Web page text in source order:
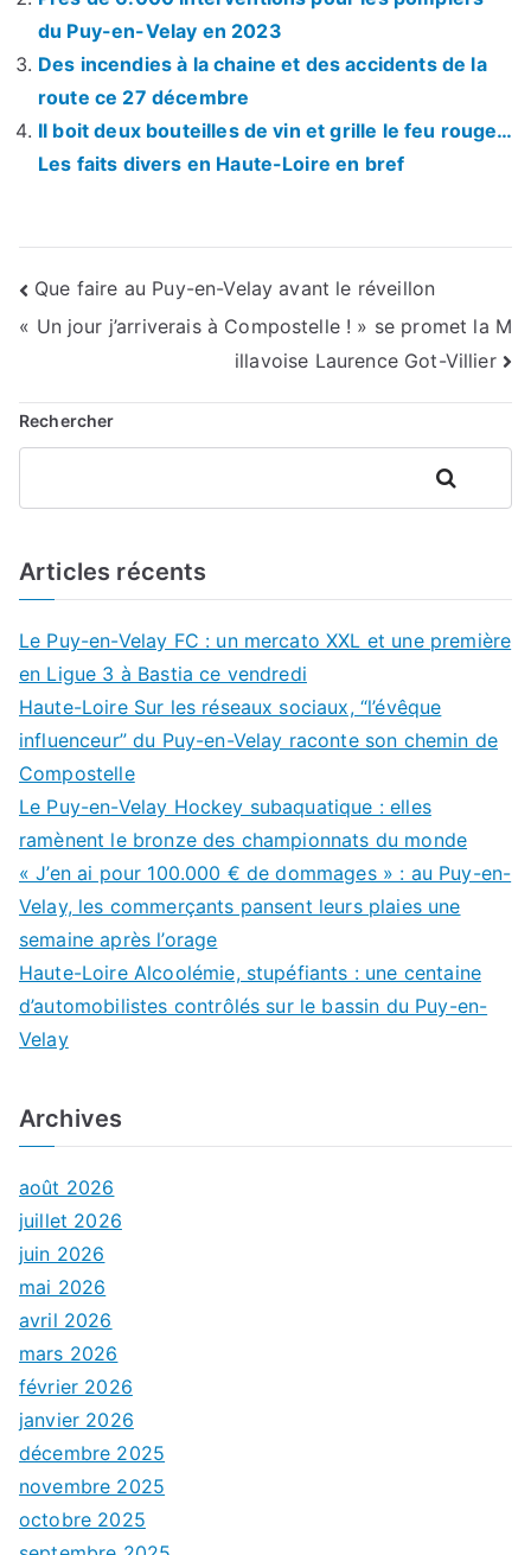
du Puy-en-Velay en 2023
Des incendies à la chaine et des accidents de la
route ce 27 décembre
Il boit deux bouteilles de vin et grille le feu rouge…
Les faits divers en Haute-Loire en bref
Navigation
de
l’article
Que faire au Puy-en-Velay avant le réveillon
« Un jour j’arriverais à Compostelle ! » se promet la M
illavoise Laurence Got-Villier
Rechercher
Rechercher
Articles récents
Le Puy-en-Velay FC : un mercato XXL et une première
en Ligue 3 à Bastia ce vendredi
Haute-Loire Sur les réseaux sociaux, “l’évêque
influenceur” du Puy-en-Velay raconte son chemin de
Compostelle
Le Puy-en-Velay Hockey subaquatique : elles
ramènent le bronze des championnats du monde
« J’en ai pour 100.000 € de dommages » : au Puy-en-
Velay, les commerçants pansent leurs plaies une
semaine après l’orage
Haute-Loire Alcoolémie, stupéfiants : une centaine
d’automobilistes contrôlés sur le bassin du Puy-en-
Velay
Archives
août 2026
juillet 2026
juin 2026
mai 2026
avril 2026
mars 2026
février 2026
janvier 2026
décembre 2025
novembre 2025
octobre 2025